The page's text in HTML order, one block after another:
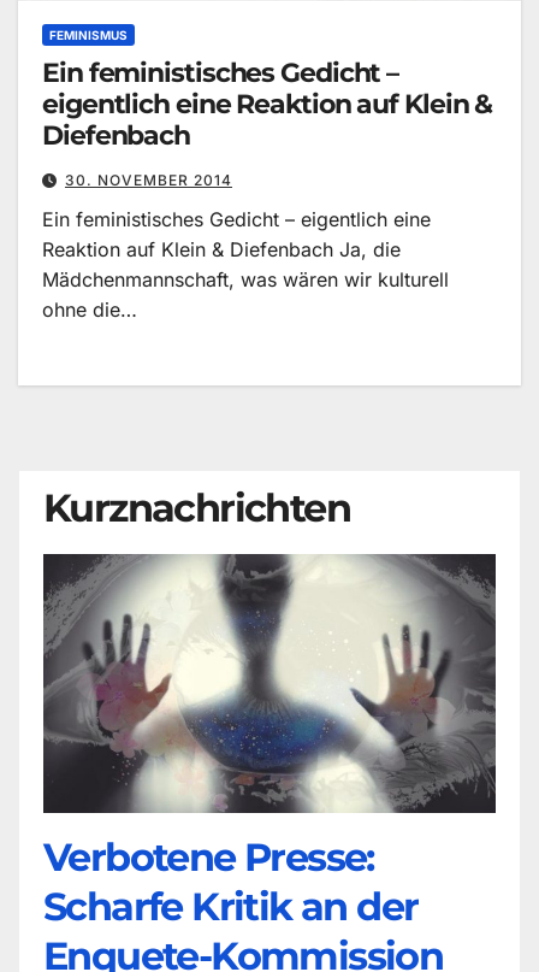
FEMINISMUS
Ein feministisches Gedicht –
eigentlich eine Reaktion auf Klein &
Diefenbach
30. NOVEMBER 2014
Ein feministisches Gedicht – eigentlich eine
Reaktion auf Klein & Diefenbach Ja, die
Mädchenmannschaft, was wären wir kulturell
ohne die…
Kurznachrichten
Verbotene Presse:
Scharfe Kritik an der
Enquete-Kommission